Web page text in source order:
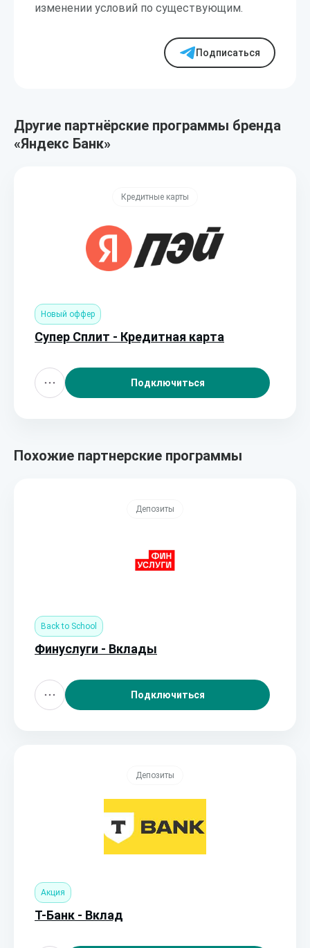
изменении условий по существующим.
Подписаться
Другие партнёрские программы бренда
«Яндекс Банк»
Кредитные карты
Новый оффер
Супер Сплит - Кредитная карта
Подключиться
Похожие партнерские программы
Депозиты
Back to School
Финуслуги - Вклады
Подключиться
Депозиты
Акция
Т-Банк - Вклад